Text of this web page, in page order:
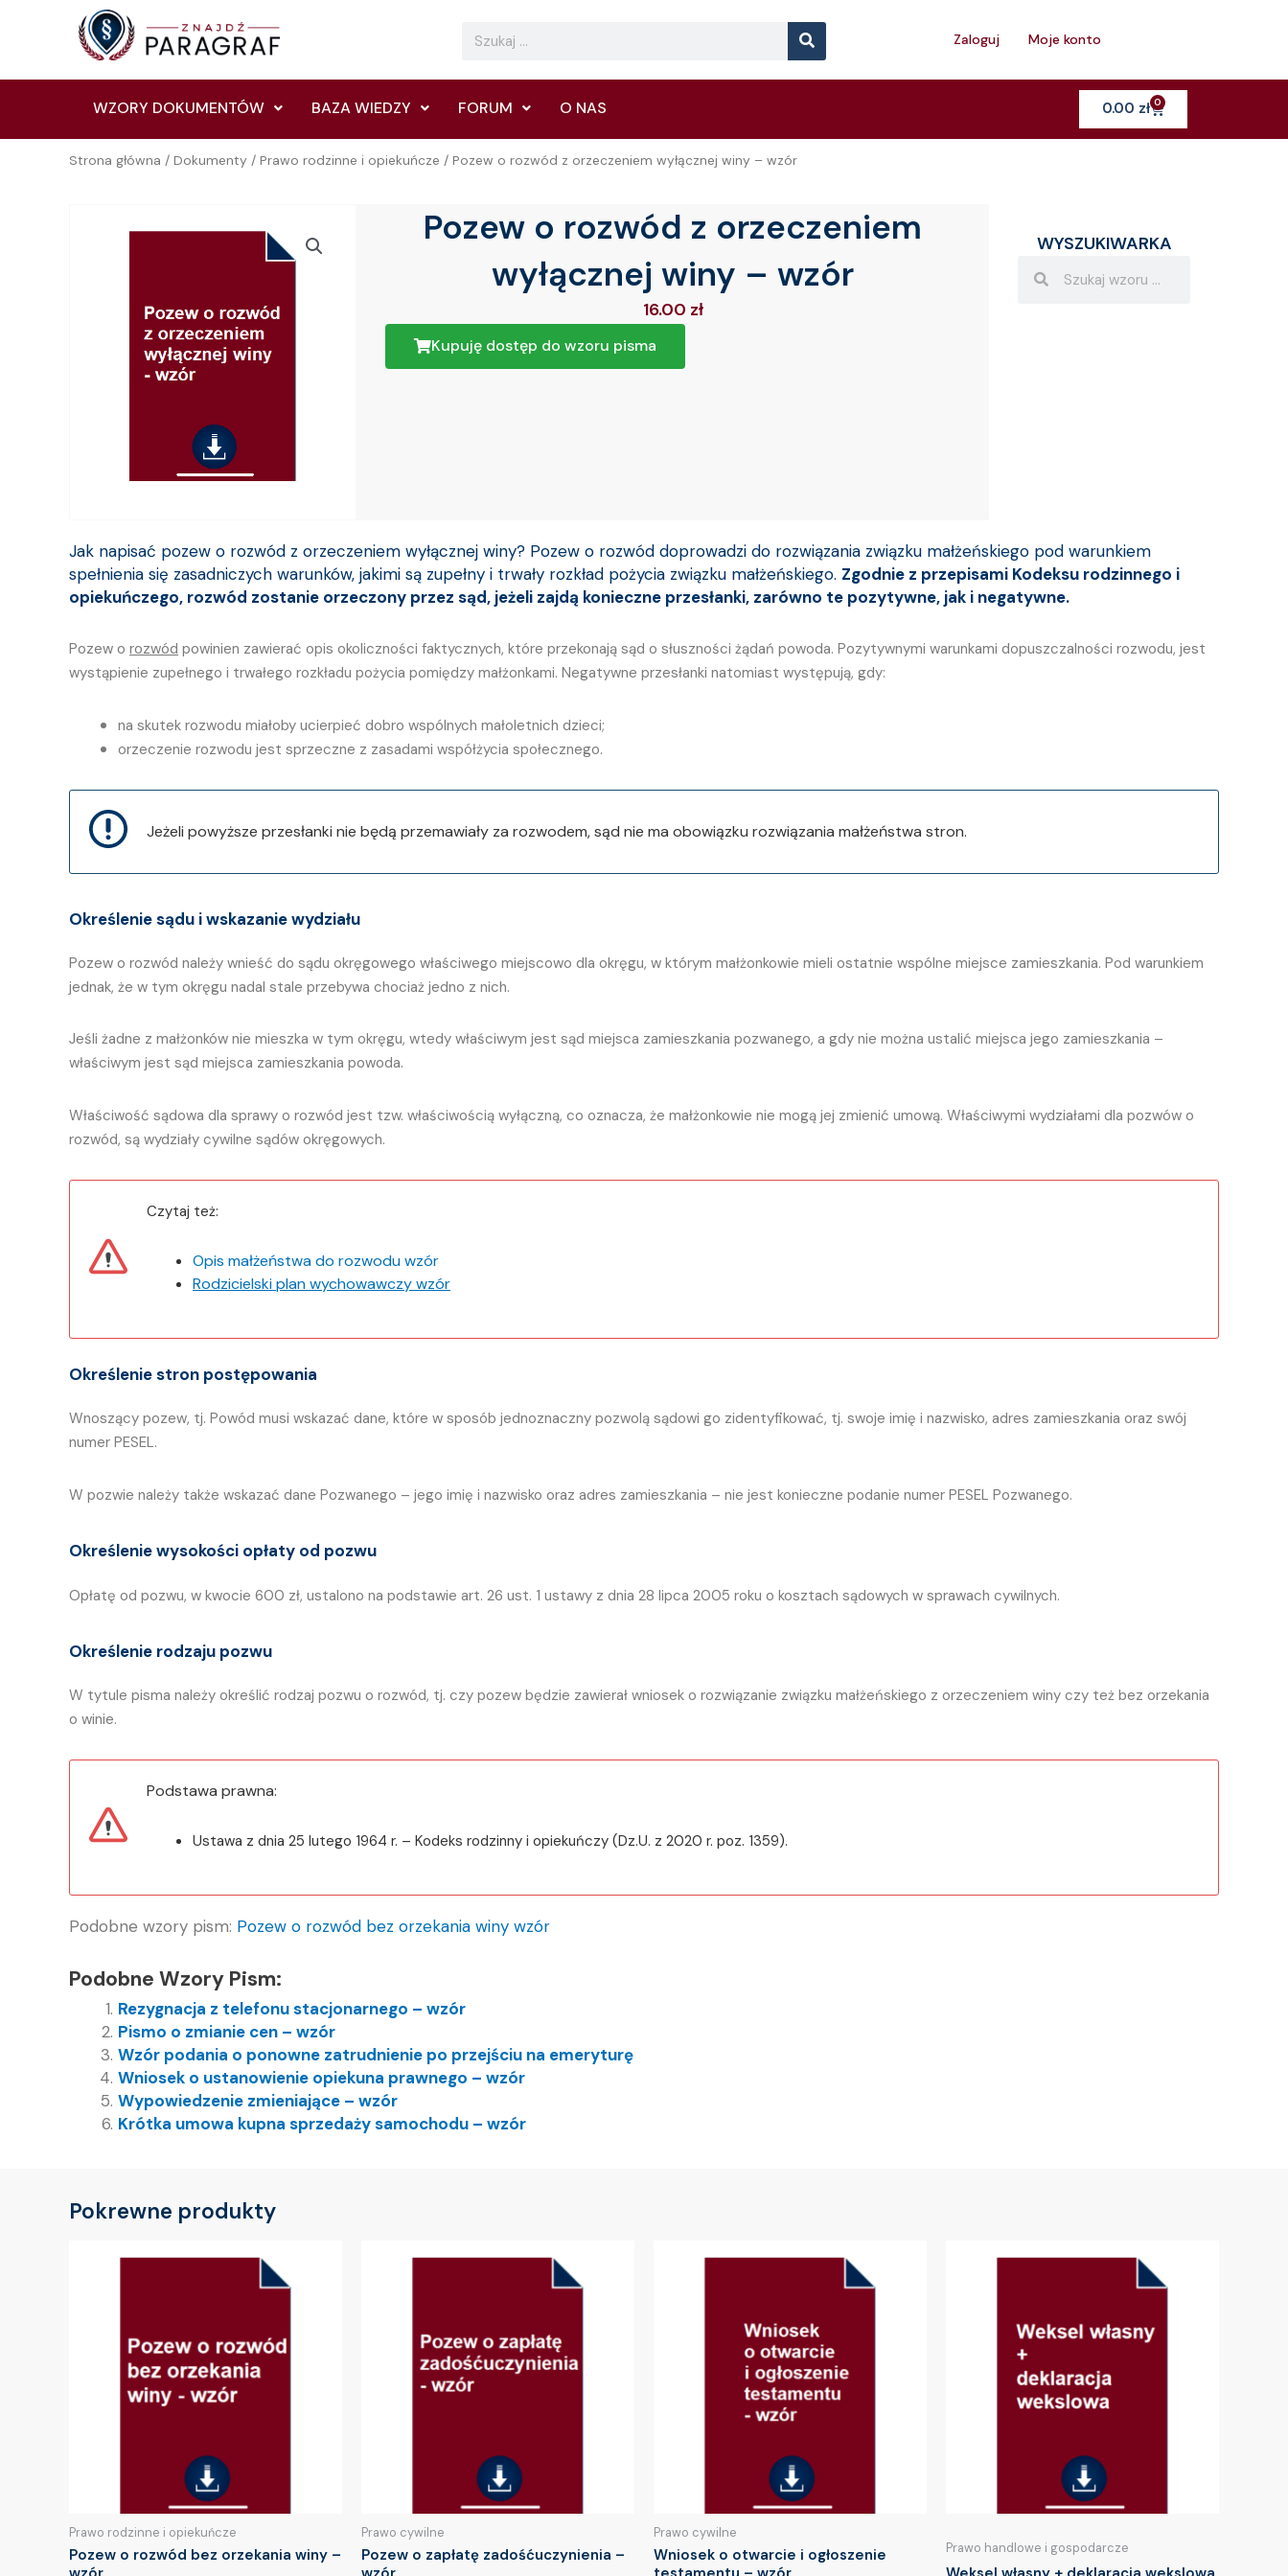
Search Search
Zaloguj Moje konto
WZORY DOKUMENTÓW BAZA WIEDZY FORUM O NAS 0.00 zł 0Cart
Strona główna / Dokumenty / Prawo rodzinne i opiekuńcze / Pozew o rozwód z orzeczeniem wyłącznej winy – wzór
Pozew o rozwód z orzeczeniem
wyłącznej winy – wzór
16.00 zł
Kupuję dostęp do wzoru pisma
WYSZUKIWARKA
Jak napisać pozew o rozwód z orzeczeniem wyłącznej winy? Pozew o rozwód doprowadzi do rozwiązania związku małżeńskiego pod warunkiem
spełnienia się zasadniczych warunków, jakimi są zupełny i trwały rozkład pożycia związku małżeńskiego. Zgodnie z przepisami Kodeksu rodzinnego i
opiekuńczego, rozwód zostanie orzeczony przez sąd, jeżeli zajdą konieczne przesłanki, zarówno te pozytywne, jak i negatywne.
Pozew o rozwód powinien zawierać opis okoliczności faktycznych, które przekonają sąd o słuszności żądań powoda. Pozytywnymi warunkami dopuszczalności rozwodu, jest
wystąpienie zupełnego i trwałego rozkładu pożycia pomiędzy małżonkami. Negatywne przesłanki natomiast występują, gdy:
na skutek rozwodu miałoby ucierpieć dobro wspólnych małoletnich dzieci;
orzeczenie rozwodu jest sprzeczne z zasadami współżycia społecznego.
Jeżeli powyższe przesłanki nie będą przemawiały za rozwodem, sąd nie ma obowiązku rozwiązania małżeństwa stron.
Określenie sądu i wskazanie wydziału
Pozew o rozwód należy wnieść do sądu okręgowego właściwego miejscowo dla okręgu, w którym małżonkowie mieli ostatnie wspólne miejsce zamieszkania. Pod warunkiem
jednak, że w tym okręgu nadal stale przebywa chociaż jedno z nich.
Jeśli żadne z małżonków nie mieszka w tym okręgu, wtedy właściwym jest sąd miejsca zamieszkania pozwanego, a gdy nie można ustalić miejsca jego zamieszkania –
właściwym jest sąd miejsca zamieszkania powoda.
Właściwość sądowa dla sprawy o rozwód jest tzw. właściwością wyłączną, co oznacza, że małżonkowie nie mogą jej zmienić umową. Właściwymi wydziałami dla pozwów o
rozwód, są wydziały cywilne sądów okręgowych.
Czytaj też:
Opis małżeństwa do rozwodu wzór
Rodzicielski plan wychowawczy wzór
Określenie stron postępowania
Wnoszący pozew, tj. Powód musi wskazać dane, które w sposób jednoznaczny pozwolą sądowi go zidentyfikować, tj. swoje imię i nazwisko, adres zamieszkania oraz swój
numer PESEL.
W pozwie należy także wskazać dane Pozwanego – jego imię i nazwisko oraz adres zamieszkania – nie jest konieczne podanie numer PESEL Pozwanego.
Określenie wysokości opłaty od pozwu
Opłatę od pozwu, w kwocie 600 zł, ustalono na podstawie art. 26 ust. 1 ustawy z dnia 28 lipca 2005 roku o kosztach sądowych w sprawach cywilnych.
Określenie rodzaju pozwu
W tytule pisma należy określić rodzaj pozwu o rozwód, tj. czy pozew będzie zawierał wniosek o rozwiązanie związku małżeńskiego z orzeczeniem winy czy też bez orzekania
o winie.
Podstawa prawna:
Ustawa z dnia 25 lutego 1964 r. – Kodeks rodzinny i opiekuńczy (Dz.U. z 2020 r. poz. 1359).
Podobne wzory pism: Pozew o rozwód bez orzekania winy wzór
Podobne Wzory Pism:
Rezygnacja z telefonu stacjonarnego – wzór
Pismo o zmianie cen – wzór
Wzór podania o ponowne zatrudnienie po przejściu na emeryturę
Wniosek o ustanowienie opiekuna prawnego – wzór
Wypowiedzenie zmieniające – wzór
Krótka umowa kupna sprzedaży samochodu – wzór
Pokrewne produkty
Prawo rodzinne i opiekuńcze
Pozew o rozwód bez orzekania winy –
Prawo cywilne
Pozew o zapłatę zadośćuczynienia –
Prawo cywilne
Wniosek o otwarcie i ogłoszenie
Prawo handlowe i gospodarcze